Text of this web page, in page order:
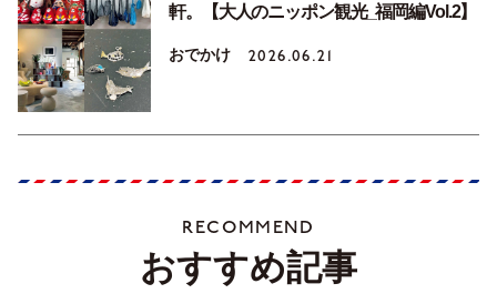
軒。【大人のニッポン観光_福岡編Vol.2】
おでかけ 2026.06.21
RECOMMEND
おすすめ記事